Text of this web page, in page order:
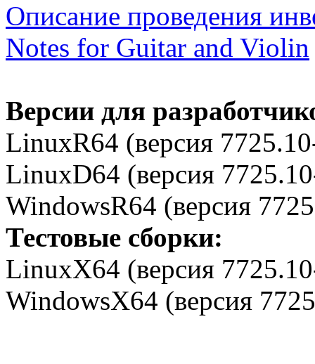
Описание проведения
Notes for Guitar and Violin
Версии для
LinuxR64 (версия
LinuxD64 (версия
WindowsR64 (версия
Тестовые сборки:
LinuxX64 (версия
WindowsX64 (версия